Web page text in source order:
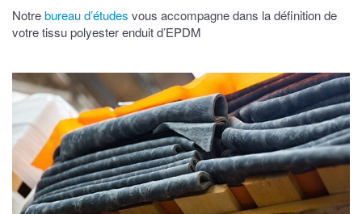
Notrebureau d’études vous accompagne dans la définition de
votre tissu polyester enduit d’EPDM